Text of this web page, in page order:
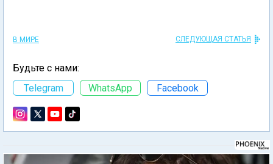
В МИРЕ СЛЕДУЮЩАЯ СТАТЬЯ
Будьте с нами:
Telegram
WhatsApp Facebook